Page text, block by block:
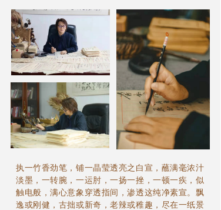
执一竹香劲笔，铺一晶莹透亮之白宣，蘸满毫浓汁
淡墨，一转腕，一运肘，一扬一挫，一顿一疾，似
触电般，满心意象穿透指间，渗透这纯净素宣。飘
逸或刚健，古拙或新奇，老辣或稚趣，尽在一纸景